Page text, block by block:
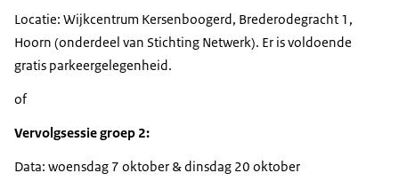
Locatie: Wijkcentrum Kersenboogerd, Brederodegracht 1,
Hoorn (onderdeel van Stichting Netwerk). Er is voldoende
gratis parkeergelegenheid.
of
Vervolgsessie groep 2:
Data: woensdag 7 oktober & dinsdag 20 oktober